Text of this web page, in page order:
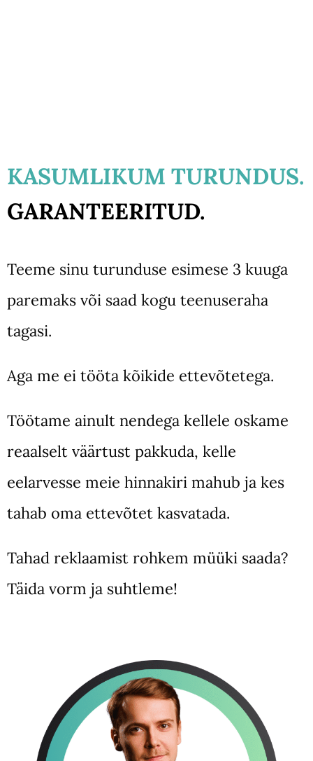
KASUMLIKUM TURUNDUS.
GARANTEERITUD.
Teeme sinu turunduse esimese 3 kuuga
paremaks või saad kogu teenuseraha
tagasi.
Aga me ei tööta kõikide ettevõtetega.
Töötame ainult nendega kellele oskame
reaalselt väärtust pakkuda, kelle
eelarvesse meie hinnakiri mahub ja kes
tahab oma ettevõtet kasvatada.
Tahad reklaamist rohkem müüki saada?
Täida vorm ja suhtleme!